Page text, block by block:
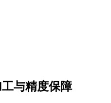
与精度保障